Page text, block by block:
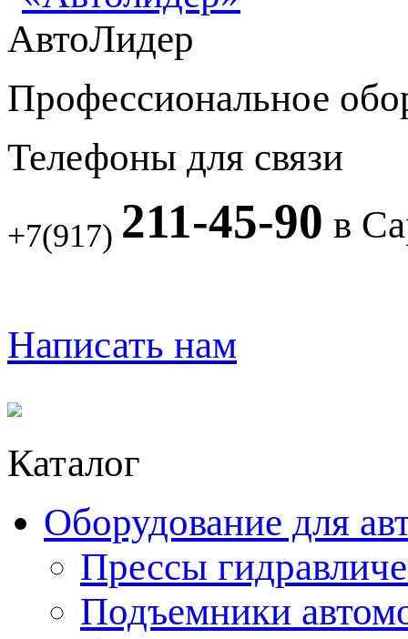
АвтоЛидер
Профессиональное
Телефоны для связи
+7(917) 211-45-90 в
Написать нам
Каталог
Оборудование для
Прессы
Подъемники